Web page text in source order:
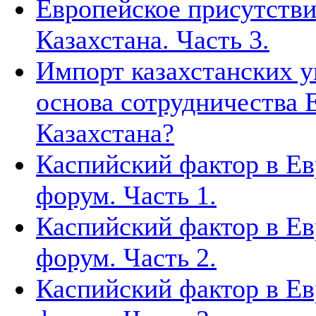
Европейское
Казахстана. Часть 3.
Импорт казахстанских
основа сотрудничества
Казахстана?
Каспийский фактор в
форум. Часть 1.
Каспийский фактор в
форум. Часть 2.
Каспийский фактор в